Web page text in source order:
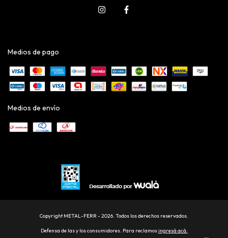
Medios de pago
Medios de envío
Copyright METAL-FERR - 2026. Todos los derechos reservados.
Defensa de las y los consumidores. Para reclamosingresá acá.